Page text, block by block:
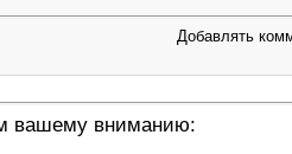
Добавлять
вашему вниманию: